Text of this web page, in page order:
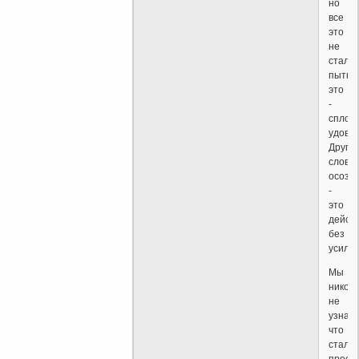
но
все
это
не
стало
это
-
-
это
без
Мы
не
что
стали